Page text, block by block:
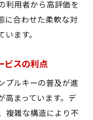
利用者から高評価を
に合わせた柔軟な対
ます。
ビスの利点
プルキーの普及が進
高まっています。デ
複雑な構造により不